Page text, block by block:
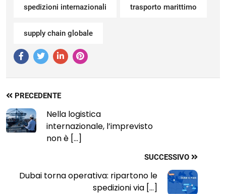
spedizioni internazionali trasporto marittimo
supply chain globale
PRECEDENTE
Nella logistica
internazionale, l’imprevisto
non è [...]
SUCCESSIVO
Dubai torna operativa: ripartono le
spedizioni via [...]